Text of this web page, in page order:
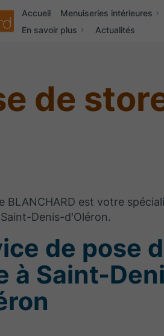
Accueil Menuiseries intérieures
En savoir plus
Actualités
de
BLANCHARD est votre
Denis-d'Oléron.
de pose
à Saint-